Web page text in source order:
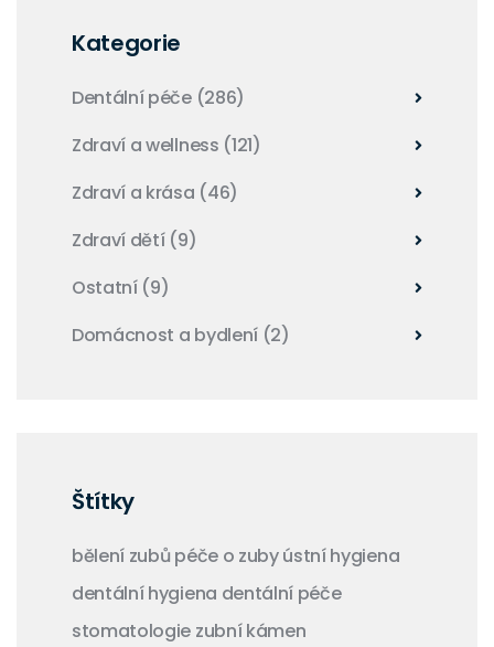
Kategorie
Dentální péče (286)
Zdraví a wellness (121)
Zdraví a krása (46)
Zdraví dětí (9)
Ostatní (9)
Domácnost a bydlení (2)
Štítky
bělení zubů péče o zubyústní hygiena
dentální hygiena dentální péče
stomatologie zubní kámen